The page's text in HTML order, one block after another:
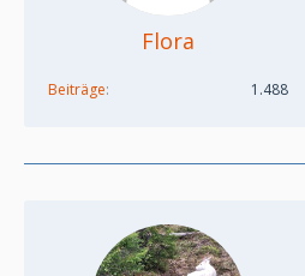
Flora
Beiträge 1.488